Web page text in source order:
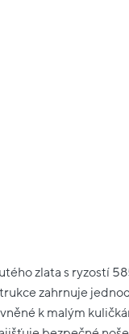
zlata s ryzostí
zahrnuje
k malým